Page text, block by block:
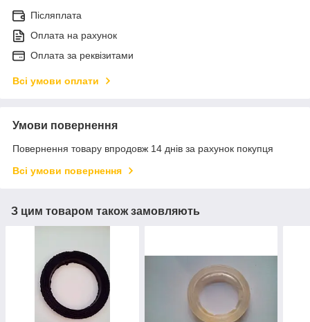
Післяплата
Оплата на рахунок
Оплата за реквізитами
Всі умови оплати
Умови повернення
Повернення товару впродовж 14 днів за рахунок покупця
Всі умови повернення
З цим товаром також замовляють